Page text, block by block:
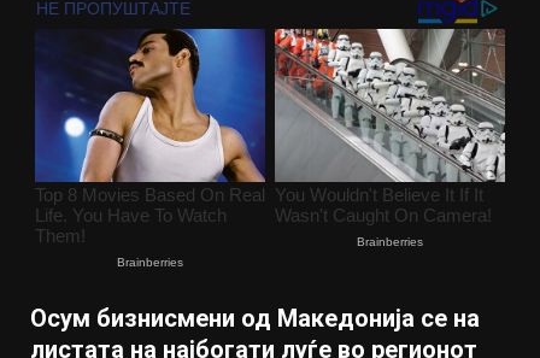
Осум бизнисмени од Македонија се на
листата на најбогати луѓе во регионот